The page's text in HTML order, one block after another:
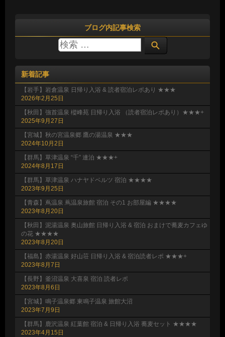
ブログ内記事検索
新着記事
【岩手】岩倉温泉 日帰り入浴 & 読者宿泊レポあり ★★★
2026年2月25日
【秋田】強首温泉 樅峰苑 日帰り入浴 （読者宿泊レポあり）★★★+
2025年9月27日
【宮城】秋の宮温泉郷 鷹の湯温泉 ★★★
2024年10月2日
【群馬】草津温泉 “千” 連泊 ★★★+
2024年8月17日
【群馬】草津温泉 ハナヤドベルツ 宿泊 ★★★★
2023年9月25日
【青森】蔦温泉 蔦温泉旅館 宿泊 その1 お部屋編 ★★★★
2023年8月20日
【秋田】泥湯温泉 奥山旅館 日帰り入浴 & 宿泊 おまけで蕎麦カフェゆ
の花 ★★★★
2023年8月20日
【福島】赤湯温泉 好山荘 日帰り入浴 & 宿泊読者レポ ★★★+
2023年8月7日
【長野】釜沼温泉 大喜泉 宿泊 読者レポ
2023年8月6日
【宮城】鳴子温泉郷 東鳴子温泉 旅館大沼
2023年7月9日
【群馬】鹿沢温泉 紅葉館 宿泊 & 日帰り入浴 蕎麦セット ★★★★
2023年4月15日